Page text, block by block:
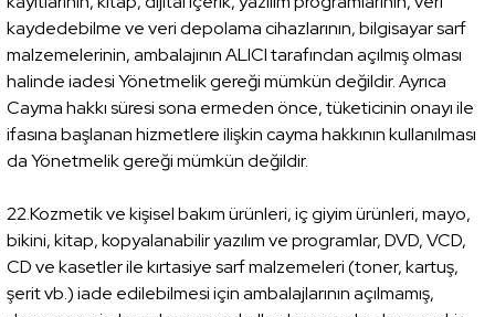
kaydedebilme ve veri depolama cihazlarının, bilgisayar sarf
malzemelerinin, ambalajının ALICI tarafından açılmış olması
halinde iadesi Yönetmelik gereği mümkün değildir. Ayrıca
Cayma hakkı süresi sona ermeden önce, tüketicinin onayı ile
ifasına başlanan hizmetlere ilişkin cayma hakkının kullanılması
da Yönetmelik gereği mümkün değildir.
22.Kozmetik ve kişisel bakım ürünleri, iç giyim ürünleri, mayo,
bikini, kitap, kopyalanabilir yazılım ve programlar, DVD, VCD,
CD ve kasetler ile kırtasiye sarf malzemeleri (toner, kartuş,
şerit vb.) iade edilebilmesi için ambalajlarının açılmamış,